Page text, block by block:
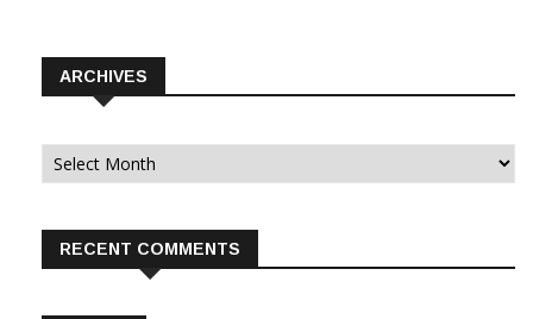
ARCHIVES
Archives
RECENT COMMENTS